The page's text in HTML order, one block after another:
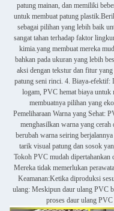
patung mainan, dan memiliki
untuk membuat patung
sebagai pilihan yang lebih baik
sangat tahan terhadap faktor
kimia.yang membuat mereka
bahkan pada ukuran yang lebih
aksi dengan tekstur dan fitur
patung seni rinci. 4. Biaya-efektif:
logam, PVC hemat biaya
membuatnya pilihan yang
Pemeliharaan Warna yang Sehat:
menghasilkan warna yang cerah
berubah warna seiring
tarik visual patung dan sosok
Tokoh PVC mudah dipertahankan
Mereka tidak memerlukan
Keamanan:Ketika diproduksi
ulang: Meskipun daur ulang PVC
proses daur ulang